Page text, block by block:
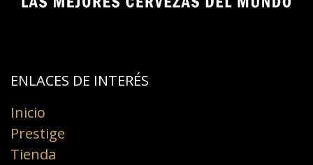
ENLACES DE INTERÉS​
Inicio
Prestige
Tienda